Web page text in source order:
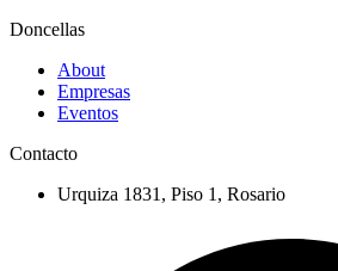
Doncellas
About
Empresas
Eventos
Contacto
Urquiza 1831, Piso 1, Rosario